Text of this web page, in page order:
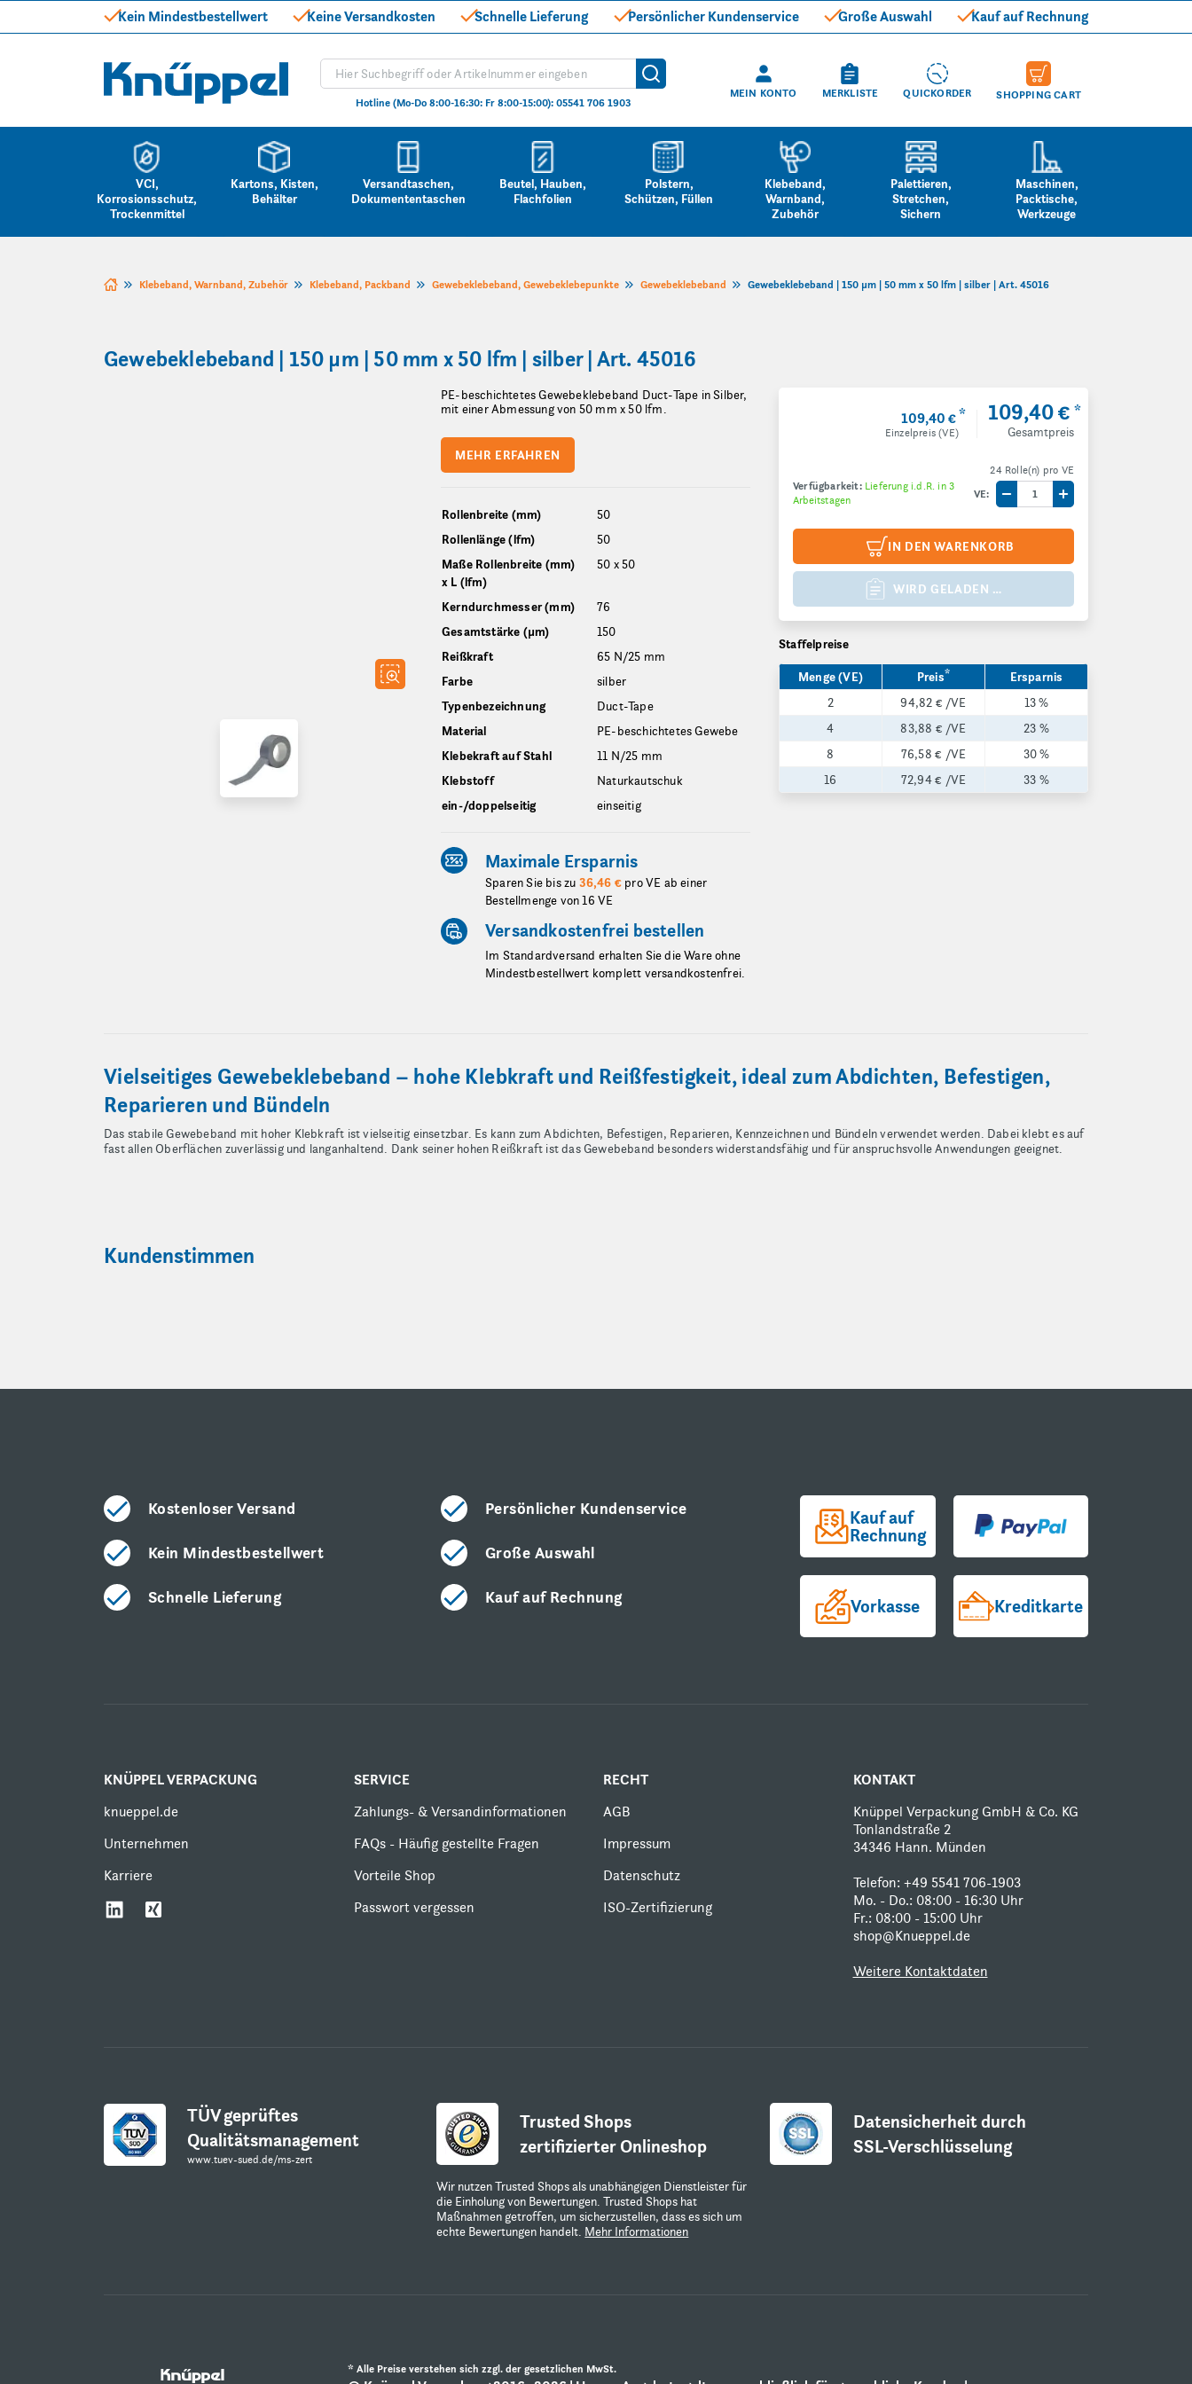
Kein Mindestbestellwert Keine Versandkosten Schnelle Lieferung Persönlicher Kundenservice Große Auswahl Kauf auf Rechnung
Knüppel
Produkt suchen
Suche
Hotline (Mo-Do 8:00-16:30: Fr 8:00-15:00): 05541 706 1903
MEIN KONTO MERKLISTE QUICKORDER SHOPPING CART
VCI,
Korrosionsschutz,
Trockenmittel
Kartons, Kisten,
Behälter
Versandtaschen,
Dokumententaschen
Beutel, Hauben,
Flachfolien
Polstern,
Schützen, Füllen
Klebeband,
Warnband,
Zubehör
Palettieren,
Stretchen,
Sichern
Maschinen,
Packtische,
Werkzeuge
Klebeband, Warnband, Zubehör Klebeband, Packband Gewebeklebeband, Gewebeklebepunkte Gewebeklebeband Gewebeklebeband | 150 µm | 50 mm x 50 lfm | silber | Art. 45016
Gewebeklebeband | 150 µm | 50 mm x 50 lfm | silber | Art. 45016
PE-beschichtetes Gewebeklebeband Duct-Tape in Silber,
mit einer Abmessung von 50 mm x 50 lfm.
MEHR ERFAHREN
Rollenbreite (mm)
50
Rollenlänge (lfm)
50
Maße Rollenbreite (mm)
x L (lfm)
50 x 50
Kerndurchmesser (mm)
76
Gesamtstärke (µm)
150
Reißkraft
65 N/25 mm
Farbe
silber
Typenbezeichnung
Duct-Tape
Material
PE-beschichtetes Gewebe
Klebekraft auf Stahl
11 N/25 mm
Klebstoff
Naturkautschuk
ein-/doppelseitig
einseitig
Maximale Ersparnis
Sparen Sie bis zu 36,46 € pro VE ab einer
Bestellmenge von 16 VE
Versandkostenfrei bestellen
Im Standardversand erhalten Sie die Ware ohne
Mindestbestellwert komplett versandkostenfrei.
109,40 €*
Einzelpreis (VE)
109,40 € *
Gesamtpreis
Verfügbarkeit: Lieferung i.d.R. in 3
Arbeitstagen
24 Rolle(n) pro VE
VE:
Menge um eine VE reduzieren
Menge um eine VE
IN DEN WARENKORB
WIRD GELADEN …
Staffelpreise
Menge (VE) Preis*
Ersparnis
2
94,82 € /VE
13 %
4
83,88 € /VE
23 %
8
76,58 € /VE
30 %
16
72,94 € /VE 33 %
Vielseitiges Gewebeklebeband – hohe Klebkraft und Reißfestigkeit, ideal zum Abdichten, Befestigen,
Reparieren und Bündeln
Das stabile Gewebeband mit hoher Klebkraft ist vielseitig einsetzbar. Es kann zum Abdichten, Befestigen, Reparieren, Kennzeichnen und Bündeln verwendet werden. Dabei klebt es auf
fast allen Oberflächen zuverlässig und langanhaltend. Dank seiner hohen Reißkraft ist das Gewebeband besonders widerstandsfähig und für anspruchsvolle Anwendungen geeignet.
Kundenstimmen
Kostenloser Versand
Kein Mindestbestellwert
Schnelle Lieferung
Persönlicher Kundenservice
Große Auswahl
Kauf auf Rechnung
Kauf auf
Rechnung
Vorkasse Kreditkarte
KNÜPPEL VERPACKUNG
knueppel.de
Unternehmen
Karriere
SERVICE
Zahlungs- & Versandinformationen
FAQs - Häufig gestellte Fragen
Vorteile Shop
Passwort vergessen
RECHT
AGB
Impressum
Datenschutz
ISO-Zertifizierung
KONTAKT
Knüppel Verpackung GmbH & Co. KG
Tonlandstraße 2
34346 Hann. Münden
Telefon: +49 5541 706-1903
Mo. - Do.: 08:00 - 16:30 Uhr
Fr.: 08:00 - 15:00 Uhr
shop@Knueppel.de
Weitere Kontaktdaten
TÜV geprüftes
Qualitätsmanagement
www.tuev-sued.de/ms-zert
Trusted Shops
zertifizierter Onlineshop
Wir nutzen Trusted Shops als unabhängigen Dienstleister für
die Einholung von Bewertungen. Trusted Shops hat
Maßnahmen getroffen, um sicherzustellen, dass es sich um
echte Bewertungen handelt. Mehr Informationen
Datensicherheit durch
SSL-Verschlüsselung
* Alle Preise verstehen sich zzgl. der gesetzlichen MwSt.